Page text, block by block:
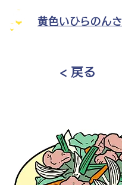
黄色いひらのんさ
< 戻る